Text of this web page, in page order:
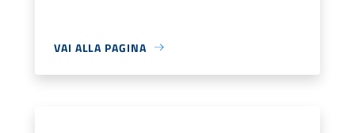
VAI ALLA PAGINA